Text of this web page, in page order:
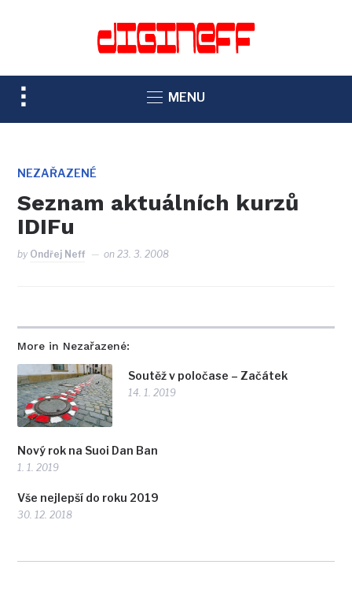
TOGGLE
SIDEBAR
NAVIGATION
MENU
NEZAŘAZENÉ
Seznam aktuálních kurzů
IDIFu
by Ondřej Neff on23. 3. 2008
More in Nezařazené:
Soutěž v poločase – Začátek
14. 1. 2019
Nový rok na Suoi Dan Ban
1. 1. 2019
Vše nejlepší do roku 2019
30. 12. 2018